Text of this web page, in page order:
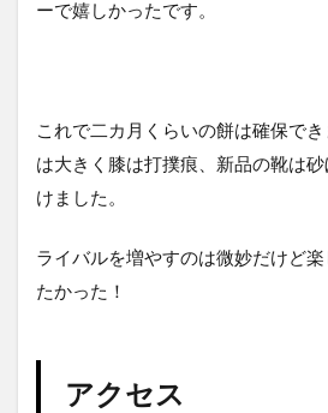
ーで嬉しかったです。
これで二カ月くらいの餅は確保で
は大きく膝は打撲痕、新品の靴は
けました。
ライバルを増やすのは微妙だけど
たかった！
アクセス